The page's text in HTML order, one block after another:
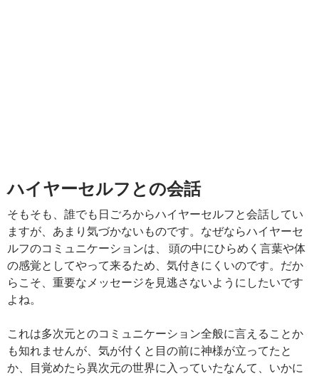
ハイヤーセルフとの会話
そもそも、誰でも日ごろからハイヤーセルフと会話してい
ますが、あまり気づかないものです。なぜならハイヤーセ
ルフのコミュニケーションは、 頭の中にひらめく言葉や体
の感覚としてやって来るため、気付きにくいのです。だか
らこそ、重要なメッセージを見逃さないようにしたいです
よね。
これは多次元とのコミュニケーション全般に言えることか
も知れませんが、気が付くと目の前に神様が立ってたと
か、目覚めたら異次元の世界に入っていたなんて、いかに